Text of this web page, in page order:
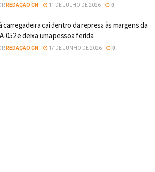
REDAÇÃO CN 11 DE JULHO DE 2026 0
carregadeira cai dentro da represa às margens da
052 e deixa uma pessoa ferida
REDAÇÃO CN 17 DE JUNHO DE 2026 0